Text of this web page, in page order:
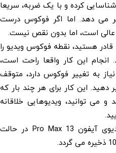
کرده و با یک ضربه، سریعا
می دهد. اما اگر فوکوس درست
است، اما بدون نقص نیست.
هستید، نقطه فوکوس ویدیو را
انجام این کار واقعا راحت است،
به تغییر فوکوس دارد، متوقف
دهید. این کار برای هر چند بار که
می توانید، ویدیوهایی خلاقانه
تنها اشکال کار این است که ویدیوی آیفون 13 Pro Max در حالت